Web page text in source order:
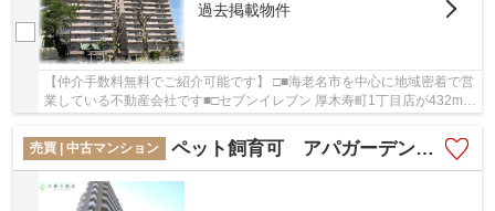
過去掲載物件
【仲介手数料無料でご紹介可能です】 □■海老名市を中心に地域密着で営
業している不動産会社です■□セブンイレブン 厚木寿町1丁目店が432m以
売買 | 中古マンション
ペット飼育可 アパガーデンコート海老名9階 3ＬＤＫ リフォーム済み【仲介手数料無料】